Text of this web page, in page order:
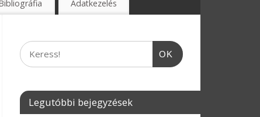
Adatkezelés
OK
Legutóbbi bejegyzések